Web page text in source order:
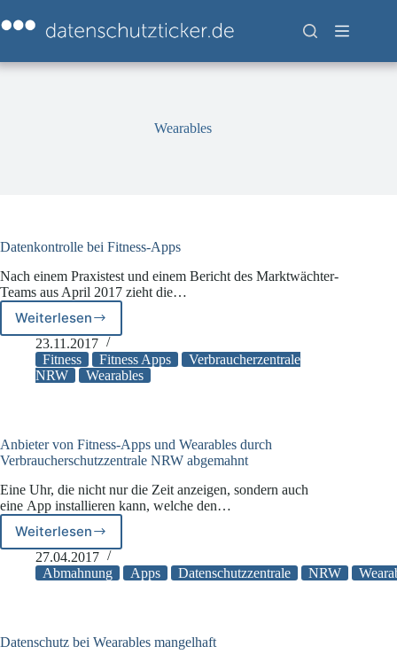
Inhalt
springen
Wearables
Datenkontrolle bei Fitness-Apps
Nach einem Praxistest und einem Bericht des Marktwächter-
Teams aus April 2017 zieht die…
WeiterlesenDatenkontrolle
bei
Fitness-
Apps
23.11.2017
Fitness
Fitness Apps
Verbraucherzentrale
NRW
Wearables
Anbieter von Fitness-Apps und Wearables durch
Verbraucherschutzzentrale NRW abgemahnt
Eine Uhr, die nicht nur die Zeit anzeigen, sondern auch
eine App installieren kann, welche den…
Weiterlesen
Anbieter
von
Fitness-
durch
27.04.2017
Abmahnung
Apps Datenschutzzentrale NRW
Datenschutz bei Wearables mangelhaft